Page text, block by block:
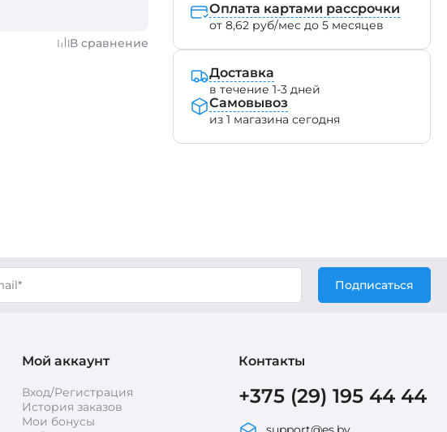
В сравнение
Оплата картами рассрочки
от 8,62 руб/мес до 5 месяцев
Доставка
в течение 1-3 дней
Самовывоз
из 1 магазина сегодня
Подписаться
Мой аккаунт
Вход/Регистрация
История заказов
Мои бонусы
Контакты
+375 (29) 195 44 44